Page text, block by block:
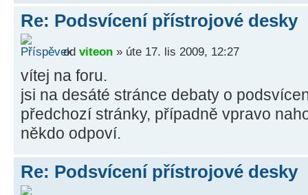
Re: Podsvícení přístrojové desky
od viteon » úte 17. lis 2009, 12:27
vítej na foru.
jsi na desáté stránce debaty o
předchozí stránky, případně vpravo
někdo odpoví.
Re: Podsvícení přístrojové desky